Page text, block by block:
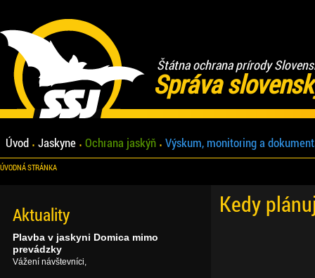
Štátna ochrana prírody
Správa
Úvod Jaskyne Ochrana jaskýň Výskum, monitoring a
ÚVODNÁ STRÁNKA
Kedy
Aktuality
Plavba v jaskyni Domica mimo
prevádzky
Vážení návštevníci,